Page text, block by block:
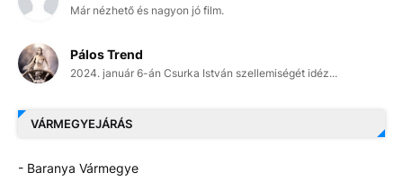
Már nézhető és nagyon jó film.
Pálos Trend
2024. január 6-án Csurka István szellemiségét idéz...
VÁRMEGYEJÁRÁS
- Baranya Vármegye